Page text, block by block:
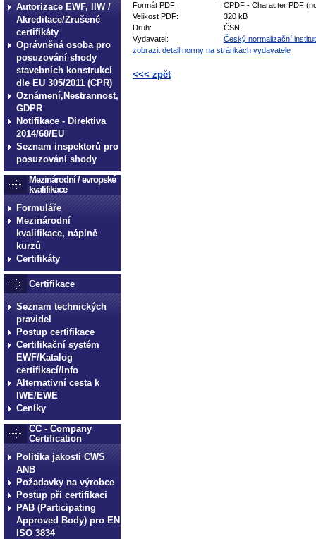
Autorizace EWF, IIW /
Akreditace/Zrušené
certifikáty
Oprávněná osoba pro
posuzování shody
stavebních konstrukcí
dle EU 305/2011 (CPR)
Oznámení,Nestrannost,
GDPR
Notifikace - Direktiva
2014/68/EU
Seznam inspektorů pro
posuzování shody
Mezinárodní / evropské
kvalifikace
Formuláře
Mezinárodní
kvalifikace, náplně
kurzů
Certifikáty
Certifikace
Seznam technických
pravidel
Postup certifikace
Certifikační systém
EWF/Katalog
certifikací/Info
Alternativní cesta k
IWE/EWE
Ceníky
CC - Company
Certification
Politika jakosti CWS
ANB
Požadavky na výrobce
Postup při certifikaci
PAB (Participating
Approved Body) pro EN
ISO 3834
Formát PDF:
CPDF - Character PDF
Velikost PDF:
320 kB
Druh:
ČSN
Vydavatel:
Český normalizační institut
zobrazit detail normy na stránkách vydavatele
<<< zpět